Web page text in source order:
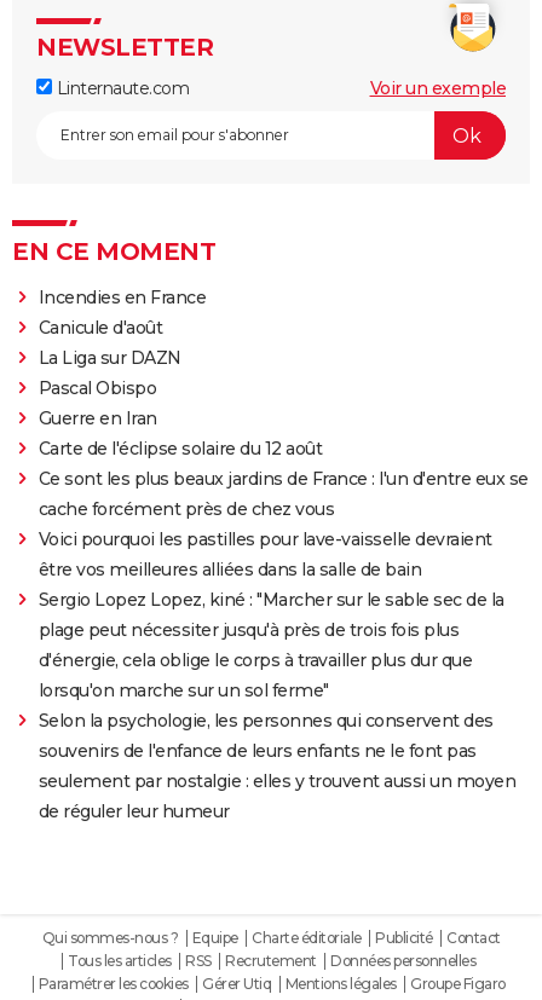
NEWSLETTER
Linternaute.com Voir un exemple
EN CE MOMENT
Incendies en France
Canicule d'août
La Liga sur DAZN
Pascal Obispo
Guerre en Iran
Carte de l'éclipse solaire du 12 août
Ce sont les plus beaux jardins de France : l'un d'entre eux se
cache forcément près de chez vous
Voici pourquoi les pastilles pour lave-vaisselle devraient
être vos meilleures alliées dans la salle de bain
Sergio Lopez Lopez, kiné : "Marcher sur le sable sec de la
plage peut nécessiter jusqu'à près de trois fois plus
d'énergie, cela oblige le corps à travailler plus dur que
lorsqu'on marche sur un sol ferme"
Selon la psychologie, les personnes qui conservent des
souvenirs de l'enfance de leurs enfants ne le font pas
seulement par nostalgie : elles y trouvent aussi un moyen
de réguler leur humeur
Qui sommes-nous ? Equipe Charte éditoriale Publicité
Contact
Tous les articles
RSS Recrutement
Données personnelles
Paramétrer les cookies
Gérer Utiq Mentions légales
Groupe Figaro